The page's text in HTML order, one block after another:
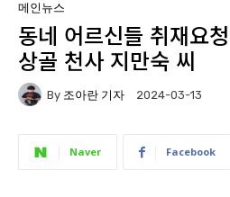
메인뉴스
동네 어르신들 취재요
상골 천사 지만숙 씨
By 조아란 기자 2024-03-13
Naver Facebook